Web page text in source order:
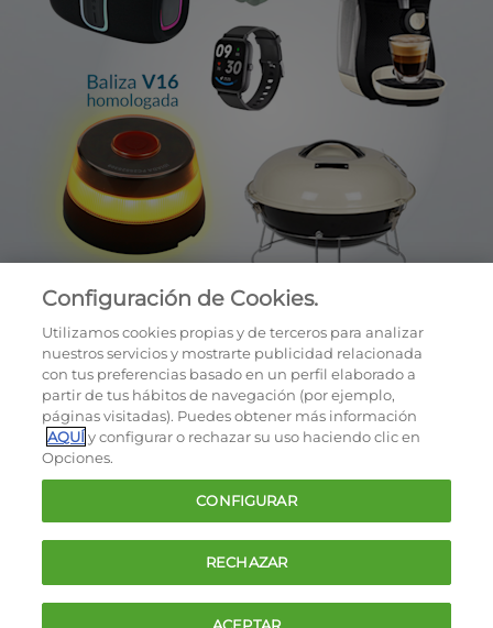
Cookies
Política de privacidad
Términos y condiciones de la oferta
Contacto
FAQ
Configuración de Cookies.
Utilizamos cookies propias y de terceros para analizar
nuestros servicios y mostrarte publicidad relacionada
con tus preferencias basado en un perfil elaborado a
partir de tus hábitos de navegación (por ejemplo,
páginas visitadas). Puedes obtener más información
AQUÍy configurar o rechazar su uso haciendo clic en
Opciones.
CONFIGURAR
RECHAZAR